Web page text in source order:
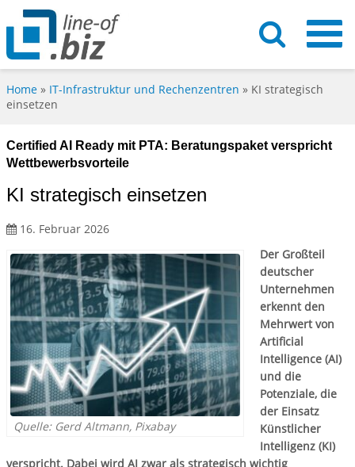
Home » IT-Infrastruktur und Rechenzentren » KI strategisch
einsetzen
Certified AI Ready mit PTA: Beratungspaket verspricht
Wettbewerbsvorteile
KI strategisch einsetzen
16. Februar 2026
Quelle: Gerd Altmann, Pixabay
Der Großteil
deutscher
Unternehmen
erkennt den
Mehrwert von
Artificial
Intelligence (AI)
und die
Potenziale, die
der Einsatz
Künstlicher
Intelligenz (KI)
verspricht. Dabei wird AI zwar als strategisch wichtig